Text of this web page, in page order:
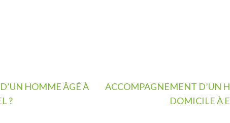
HOMME ÂGÉ À
?
ACCOMPAGNEMENT D’UN
DOMICILE À